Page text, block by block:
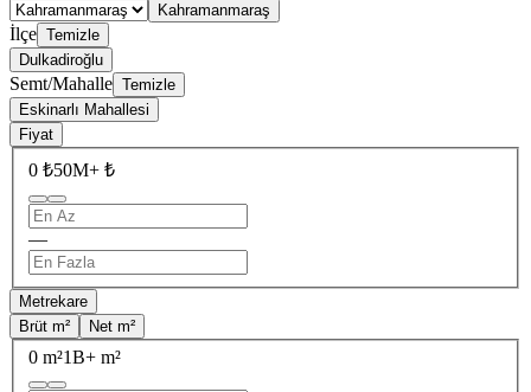
Kahramanmaraş
İlçe Temizle
Dulkadiroğlu
Semt/Mahalle Temizle
Eskinarlı Mahallesi
Fiyat
0 ₺50M+ ₺
—
Metrekare
Brüt m²
Net m²
0 m²1B+ m²